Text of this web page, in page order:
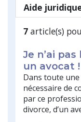
Aide
7 article(s)
Je n’ai
un avocat !
Dans toute
nécessaire de
par ce
divorce, d’un